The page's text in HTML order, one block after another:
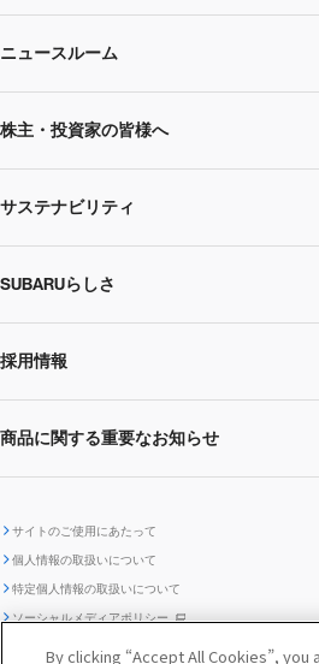
企業情報トップ
SUBARUのありたい姿
SUBARU 2025方針
事業所・関係会社
ニュースルーム
ニュースルームトップ
ニュースリリース
株主・投資家の皆様へ
株主・投資家の皆様へトップ
企業・経営
IRライブラリー
株主・投資家サポート
IRカレンダー
ディスクロージャー
ポリシー
サステナビリティ
サステナビリティトップ
CEOサステナビリティ
環境
ガバナンス
SUBARUらしさ
SUBARUらしさトップ
SUBARUびと
SUBARUデザイン
採用情報
採用情報トップ
SUBARU Lab採用（中途）
商品に関する重要なお知らせ
SUBARU ハイブリッド車 レスキュ
ー時の取扱い
サイトのご使用にあたって
個人情報の取扱いについて
特定個人情報の取扱いについて
ソーシャルメディアポリシー
お問い合わせ ／ よくあるご質問
By clicking “Accept All Cookies”,